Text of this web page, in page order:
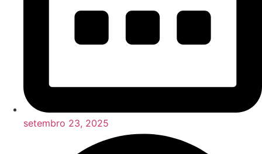
setembro 23, 2025